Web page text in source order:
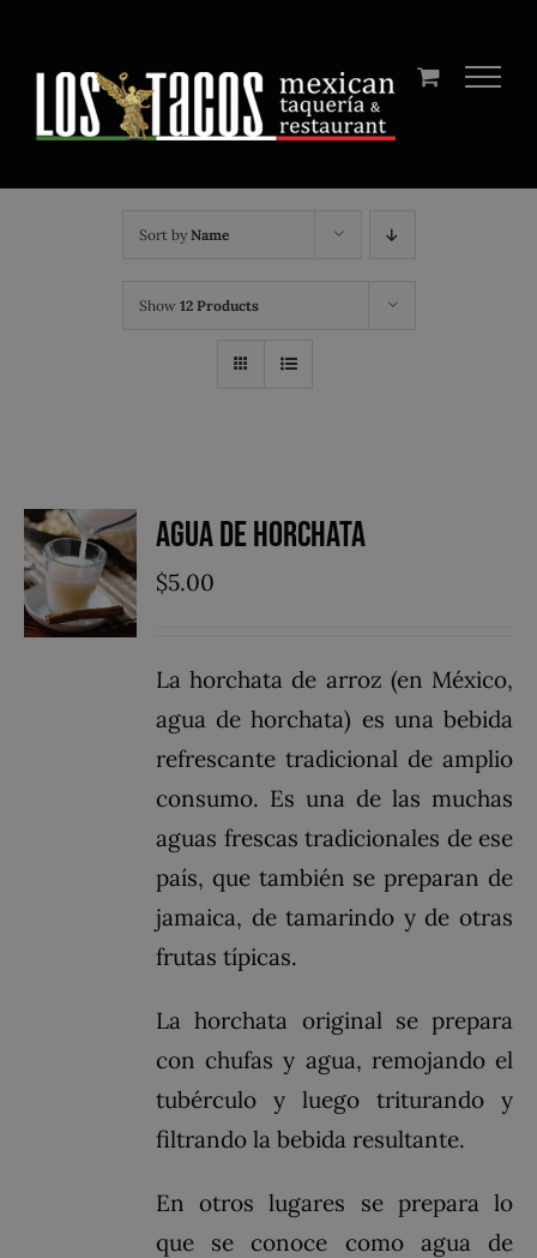
content
Sort by Name
Show 12 Products
Agua de Horchata
$5.00
La horchata de arroz (en México,
agua de horchata) es una bebida
refrescante tradicional de amplio
consumo. Es una de las muchas
aguas frescas tradicionales de ese
país, que también se preparan de
jamaica, de tamarindo y de otras
frutas típicas.
La horchata original se prepara
con chufas y agua, remojando el
tubérculo y luego triturando y
filtrando la bebida resultante.
En otros lugares se prepara lo
que se conoce como agua de